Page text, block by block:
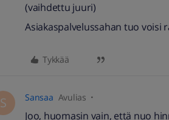
(vaihdettu juuri)
Asiakaspalvelussahan tuo voisi
Tykkää
S Sansaa Avulias
Joo, huomasin vain, että nuo